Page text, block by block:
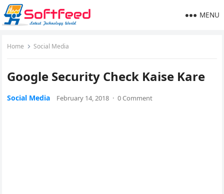
MENU
Home Social Media
Google Security Check Kaise Kare
Social Media February 14, 2018 · 0 Comment